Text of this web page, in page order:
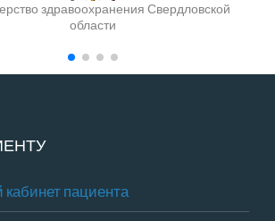
здравоохранения Свердловской
области
пациента